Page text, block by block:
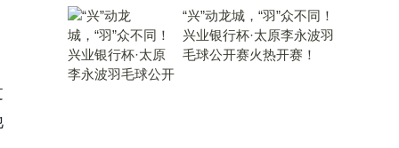
“兴”动龙城，“羽”众不同！
兴业银行杯·太原李永波羽
毛球公开赛火热开赛！